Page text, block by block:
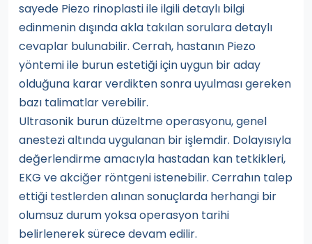
sayede Piezo rinoplasti ile ilgili detaylı bilgi
edinmenin dışında akla takılan sorulara detaylı
cevaplar bulunabilir. Cerrah, hastanın Piezo
yöntemi ile burun estetiği için uygun bir aday
olduğuna karar verdikten sonra uyulması gereken
bazı talimatlar verebilir.
Ultrasonik burun düzeltme operasyonu, genel
anestezi altında uygulanan bir işlemdir. Dolayısıyla
değerlendirme amacıyla hastadan kan tetkikleri,
EKG ve akciğer röntgeni istenebilir. Cerrahın talep
ettiği testlerden alınan sonuçlarda herhangi bir
olumsuz durum yoksa operasyon tarihi
belirlenerek sürece devam edilir.